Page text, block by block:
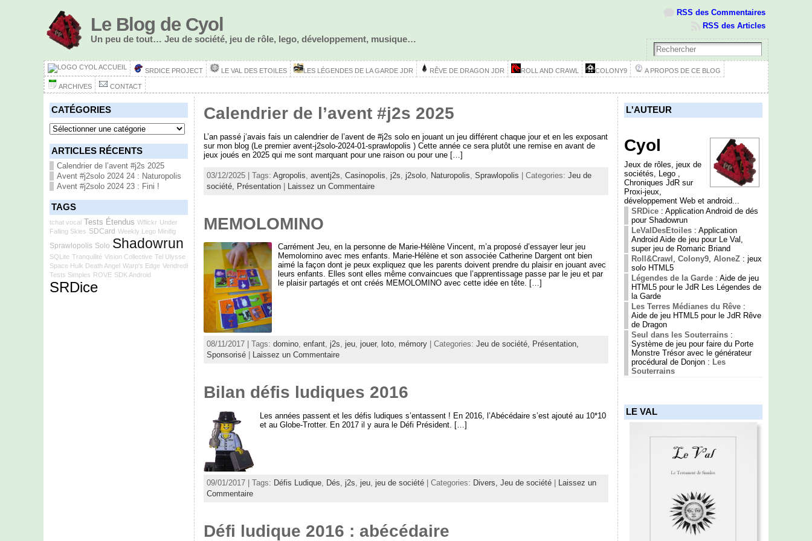
Le Blog de Cyol
Un peu de tout… Jeu de société, jeu de rôle, lego, développement, musique…
RSS des Commentaires
RSS des Articles
ACCUEIL SRDICE PROJECT LE VAL DES ETOILES LES LÉGENDES DE LA GARDE JDR RÊVE DE DRAGON JDR ROLL AND CRAWL COLONY9 A PROPOS DE CE BLOG
ARCHIVES CONTACT
CATÉGORIES
Catégories
ARTICLES RÉCENTS
Calendrier de l’avent #j2s 2025
Avent #j2solo 2024 24 : Naturopolis
Avent #j2solo 2024 23 : Fini !
TAGS
tchat vocal Tests Étendus Wflickr Under
Falling Skies SDCard Weekly Lego Minifig
Sprawlopolis Solo Shadowrun
SQLite Tranquilité Vision Collective Tel Ulysse
Space Hulk Death Angel Warp's Edge Vendredi
Tests Simples ROVE SDK Android
SRDice
Calendrier de l’avent #j2s 2025
L’an passé j’avais fais un calendrier de l’avent de #j2s solo en jouant un jeu différent chaque jour et en les exposant
sur mon blog (Le premier avent-j2solo-2024-01-sprawlopolis ) Cette année ce sera plutôt une remise en avant de
jeux joués en 2025 qui me sont marquant pour une raison ou pour une […]
03/12/2025 | Tags: Agropolis aventj2s Casinopolis j2s j2solo, Naturopolis Sprawlopolis | Categories: Jeu de
société, Présentation| Laissez un Commentaire
MEMOLOMINO
Carrément Jeu, en la personne de Marie-Hélène Vincent, m’a proposé d’essayer leur jeu
Memolomino avec mes enfants. Marie-Hélène et son associée Catherine Dargent ont bien
aimé la façon dont je peux expliquez que les parents doivent prendre du plaisir en jouant avec
leurs enfants. Elles sont elles même convaincues que l’apprentissage passe par le jeu et par
le plaisir partagés et ont créés MEMOLOMINO avec cette idée en tête. […]
08/11/2017 | Tags: domino, enfant, j2s, jeu, jouer, loto, mémory| Categories: Jeu de société, Présentation,
Sponsorisé| Laissez un Commentaire
Bilan défis ludiques 2016
Les années passent et les défis ludiques s’entassent ! En 2016, l’Abécédaire s’est ajouté au 10*10
et au Globe-Trotter. En 2017 il y aura le Défi Président. […]
09/01/2017 | Tags: Défis Ludique, Dés, j2s, jeu, jeu de société| Categories: Divers, Jeu de société|
Laissez un
Commentaire
Défi ludique 2016 : abécédaire
L'AUTEUR
Cyol
Jeux de rôles, jeux de
sociétés, Lego ,
Chroniques JdR sur
Proxi-jeux,
développement Web et android...
SRDice : Application Android de dés
pour Shadowrun
LeValDesEtoiles: Application
Android Aide de jeu pour Le Val,
super jeu de Romaric Briand
Roll&Crawl Colony9, AloneZ: jeux
solo HTML5
Légendes de la Garde: Aide de jeu
HTML5 pour le JdR Les Légendes de
la Garde
Les Terres Médianes du Rêve:
Aide de jeu HTML5 pour le JdR Rêve
de Dragon
Seul dans les Souterrains:
Système de jeu pour faire du Porte
Monstre Trésor avec le générateur
procédural de Donjon : Les
Souterrains
LE VAL